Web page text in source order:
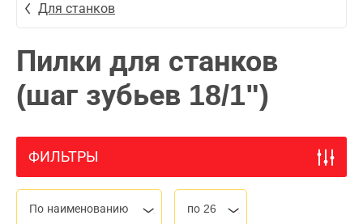
Для станков
Пилки для станков
(шаг зубьев 18/1")
ФИЛЬТРЫ
По наименованию по 26